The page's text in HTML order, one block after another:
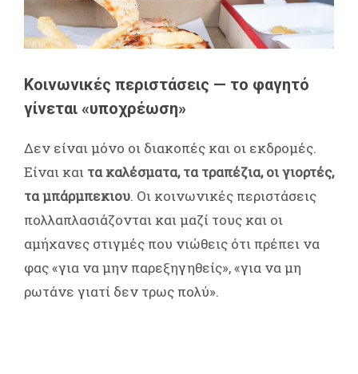
Κοινωνικές περιστάσεις — το φαγητό
γίνεται «υποχρέωση»
Δεν είναι μόνο οι διακοπές και οι εκδρομές.
Είναι και τα καλέσματα, τα τραπέζια, οι γιορτές,
τα μπάρμπεκιου. Οι κοινωνικές περιστάσεις
πολλαπλασιάζονται και μαζί τους και οι
αμήχανες στιγμές που νιώθεις ότι πρέπει να
φας «για να μην παρεξηγηθείς», «για να μη
ρωτάνε γιατί δεν τρως πολύ».